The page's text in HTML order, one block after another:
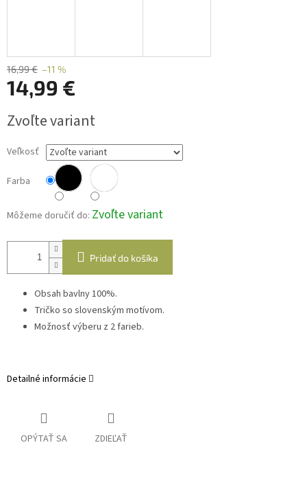
16,99 € –11 %
14,99 €
cena:
Zvoľte variant
Veľkosť
Farba
Môžeme doručiť do: Zvoľte variant
Pridať do košíka
Obsah bavlny 100%.
Tričko so slovenským motívom.
Možnosť výberu z 2 farieb.
Detailné informácie
OPÝTAŤ SA ZDIEĽAŤ